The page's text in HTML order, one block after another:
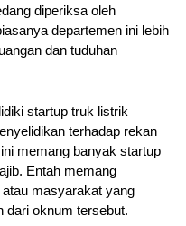
diperiksa oleh
departemen ini lebih
dan tuduhan
startup truk listrik
terhadap rekan
memang banyak startup
Entah memang
masyarakat yang
dari oknum tersebut.